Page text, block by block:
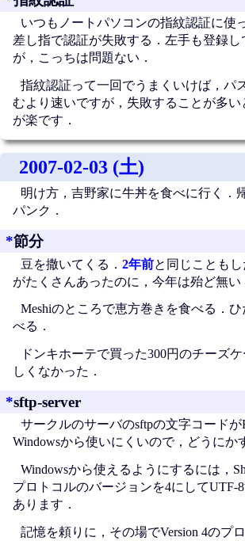
いつもノートパソコンの指紋認証に使
差し指で認証が失敗する．左手も登録し
が，こっちは問題ない．
指紋認証って一回でうまくいけば，パ
むより速いですが，失敗することが多
が楽です．
2007-02-03 (土)
明け方，吉野家に牛丼を食べに行く．
パンク．
*節分
豆を撒いてくる． 2年前と同じことも
がたくさんあったのに，今年は殆ど無い
Meshiのところで恵方巻きを食べる．
べる．
ドンキホーテで買った300円のチーズ
しくなかった．
*sftp-server
サークルのサーバのsftpの文字コードが
Windowsから使いにくいので，どうにか
Windowsから使えるようにするには，
プロトコルのバージョンを4にしてUTF-
あります．
記憶を頼りに，その場でVersion 4のプ